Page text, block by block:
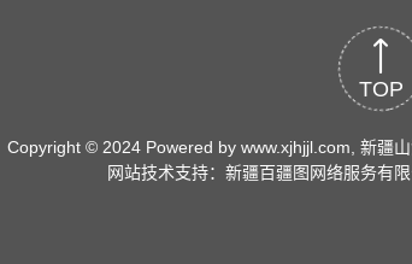
TOP
Copyright © 2024 Powered by www.xjhjjl.com, 新疆
网站技术支持：新疆百疆图网络服务有